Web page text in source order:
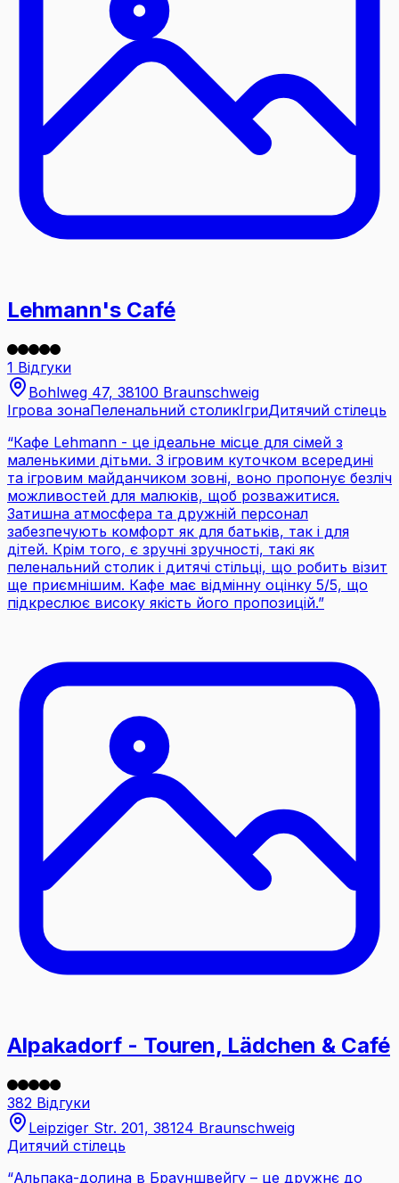
Lehmann's Café
1 Відгуки
Bohlweg 47, 38100 Braunschweig
Ігрова зонаПеленальний столикІгриДитячий стілець
“Кафе Lehmann - це ідеальне місце для сімей з
маленькими дітьми. З ігровим куточком всередині
та ігровим майданчиком зовні, воно пропонує безліч
можливостей для малюків, щоб розважитися.
Затишна атмосфера та дружній персонал
забезпечують комфорт як для батьків, так і для
дітей. Крім того, є зручні зручності, такі як
пеленальний столик і дитячі стільці, що робить візит
ще приємнішим. Кафе має відмінну оцінку 5/5, що
підкреслює високу якість його пропозицій.”
Alpakadorf - Touren, Lädchen & Café
382 Відгуки
Leipziger Str. 201, 38124 Braunschweig
Дитячий стілець
“Альпака-долина в Брауншвейгу – це дружнє до